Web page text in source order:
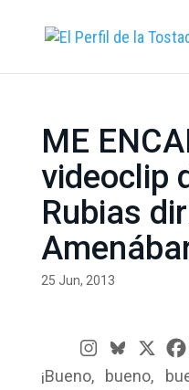
ME
videoclip
Rubias
25 Jun, 2013
¡Bueno, bueno,